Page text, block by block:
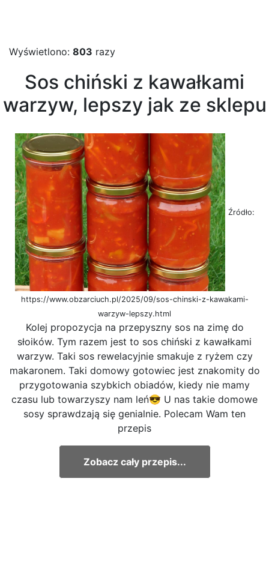
Wyświetlono: 803 razy
Sos chiński z kawałkami
warzyw, lepszy jak ze sklepu
Źródło:
https://www.obzarciuch.pl/2025/09/sos-chinski-z-kawakami-
warzyw-lepszy.html
Kolej propozycja na przepyszny sos na zimę do
słoików. Tym razem jest to sos chiński z kawałkami
warzyw. Taki sos rewelacyjnie smakuje z ryżem czy
makaronem. Taki domowy gotowiec jest znakomity do
przygotowania szybkich obiadów, kiedy nie mamy
czasu lub towarzyszy nam leń😎 U nas takie domowe
sosy sprawdzają się genialnie. Polecam Wam ten
przepis
Zobacz cały przepis...